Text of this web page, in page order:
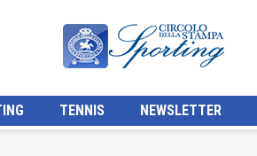
TENNIS NEWSLETTER